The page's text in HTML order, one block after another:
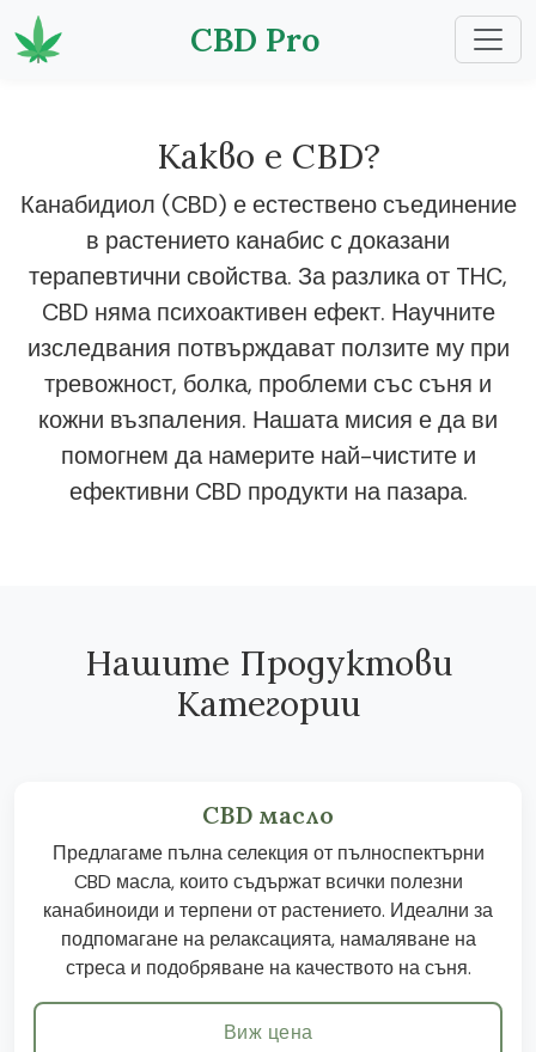
CBD Pro
Какво е CBD?
Канабидиол (CBD) е естествено съединение
в растението канабис с доказани
терапевтични свойства. За разлика от THC,
CBD няма психоактивен ефект. Научните
изследвания потвърждават ползите му при
тревожност, болка, проблеми със съня и
кожни възпаления. Нашата мисия е да ви
помогнем да намерите най-чистите и
ефективни CBD продукти на пазара.
Нашите Продуктови
Категории
CBD масло
Предлагаме пълна селекция от пълноспектърни
CBD масла, които съдържат всички полезни
канабиноиди и терпени от растението. Идеални за
подпомагане на релаксацията, намаляване на
стреса и подобряване на качеството на съня.
Виж цена